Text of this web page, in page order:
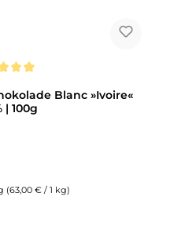
Blanc »Ivoire«
| 100g
(63,00 € / 1 kg)